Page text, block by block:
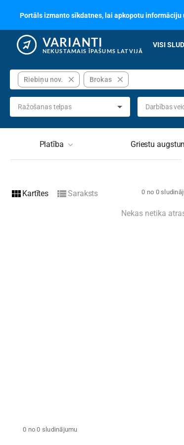
Portāls izmanto sīkdatnes, lai apkopotu
VARIANTI
NEKUSTAMAIS ĪPAŠUMS LATVIJĀ
VISI
Riebiņu nov. close Brokas close
Ražošanas telpas Darbības
Platība Griestu
Ēkas tips
view_module Kartītes view_listSaraksts 0 no 0
Nekas netika
0 no 0 sludinājumu